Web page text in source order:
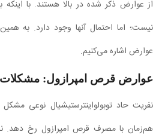
از عوارض ذکر شده در بالا هستند. با
نیست؛ اما احتمال آنها وجود دارد. به
عوارض اشاره می‌کنیم.
عوارض قرص امپرازول: مشکلات
نفریت حاد توبولواینترستیشیال نوعی
هم‌زمان با مصرف قرص امپرازول رخ دهد.